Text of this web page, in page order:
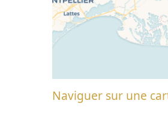
Naviguer sur une